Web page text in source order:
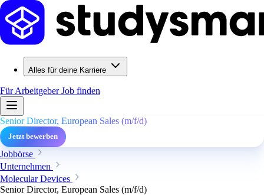
Alles für deine Karriere
Für ArbeitgeberJob finden
Senior Director, European Sales (m/f/d)
Jetzt bewerben
Jobbörse
Unternehmen
Molecular Devices
Senior Director, European Sales (m/f/d)